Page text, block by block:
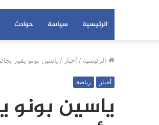
الرئيسية سياسة حوادث
الرئيسية / أخبار / ياسين بونو يفوز
أخبار رياضة
ياسين بونو